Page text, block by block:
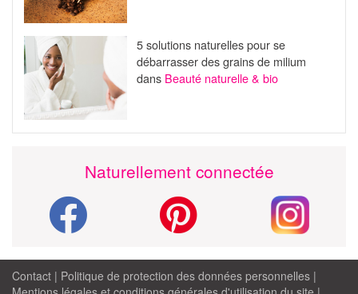
5 solutions naturelles pour se
débarrasser des grains de milium
dans Beauté naturelle & bio
Naturellement connectée
Contact | Politique de protection des données personnelles |